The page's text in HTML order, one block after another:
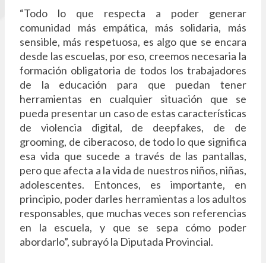
“Todo lo que respecta a poder generar
comunidad más empática, más solidaria, más
sensible, más respetuosa, es algo que se encara
desde las escuelas, por eso, creemos necesaria la
formación obligatoria de todos los trabajadores
de la educación para que puedan tener
herramientas en cualquier situación que se
pueda presentar un caso de estas características
de violencia digital, de deepfakes, de de
grooming, de ciberacoso, de todo lo que significa
esa vida que sucede a través de las pantallas,
pero que afecta a la vida de nuestros niños, niñas,
adolescentes. Entonces, es importante, en
principio, poder darles herramientas a los adultos
responsables, que muchas veces son referencias
en la escuela, y que se sepa cómo poder
abordarlo”, subrayó la Diputada Provincial.